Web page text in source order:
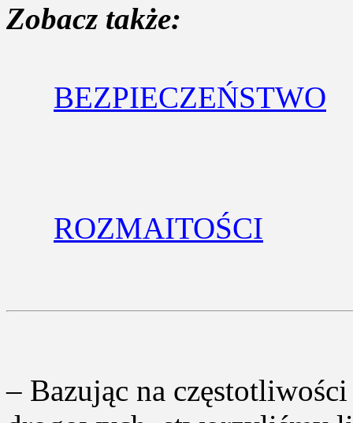
Zobacz także:
BEZPIECZEŃSTWO
ROZMAITOŚCI
– Bazując na